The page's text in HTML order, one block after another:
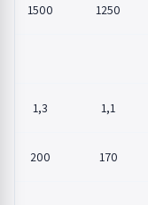
1250
1500
1,1
1,3
170
200